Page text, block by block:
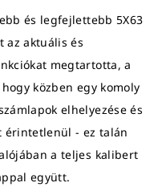
és legfejlettebb 5X63
az aktuális és
megtartotta, a
közben egy komoly
elhelyezése és
érintetlenül - ez talán
a teljes kalibert
együtt.